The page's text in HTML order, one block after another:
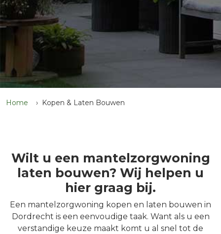
Home Kopen & Laten Bouwen
Wilt u een mantelzorgwoning
laten bouwen? Wij helpen u
hier graag bij.
Een mantelzorgwoning kopen en laten bouwen in
Dordrecht is een eenvoudige taak. Want als u een
verstandige keuze maakt komt u al snel tot de